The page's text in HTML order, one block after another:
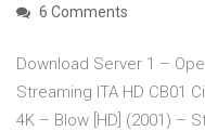
6 Comments
Download Server 1 –
Streaming ITA HD CB01
4K – Blow [HD] (2001) –